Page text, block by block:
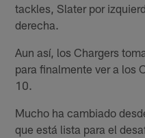
tackles, Slater por
derecha.
Aun así, los Chargers
para finalmente ver a los
10.
Mucho ha cambiado
que está lista para el